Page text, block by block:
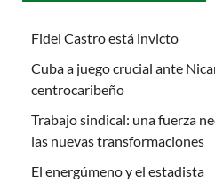
Fidel Castro está invicto
Cuba a juego crucial ante
centrocaribeño
Trabajo sindical: una fuerza
las nuevas transformaciones
El energúmeno y el estadista